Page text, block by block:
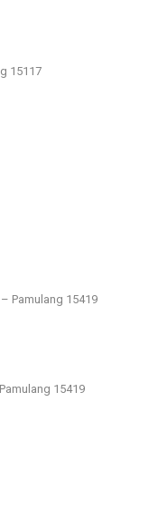
15117
Pamulang 15419
15419